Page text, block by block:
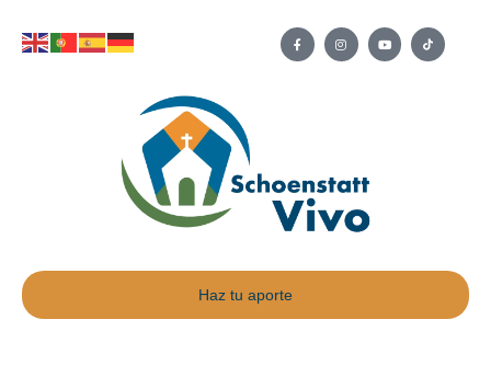
Haz tu aporte